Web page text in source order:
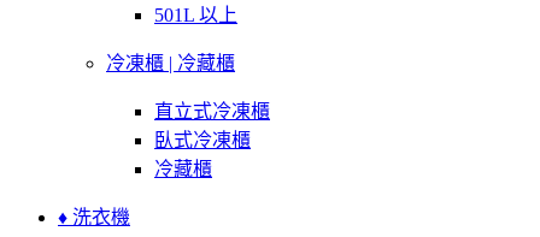
501L 以上
冷凍櫃 | 冷藏櫃
直立式冷凍櫃
臥式冷凍櫃
冷藏櫃
♦ 洗衣機